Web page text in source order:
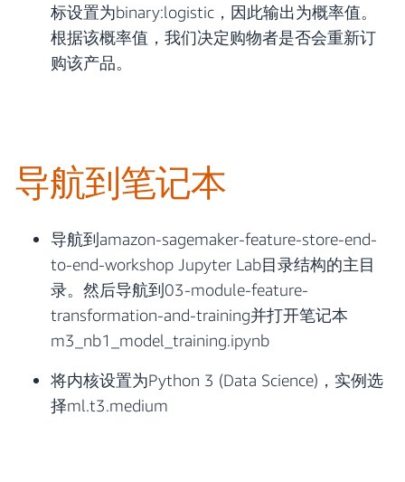
标设置为binary:logistic，因此输出为概率值。
根据该概率值，我们决定购物者是否会重新订
购该产品。
导航到笔记本
导航到amazon-sagemaker-feature-store-end-
to-end-workshop Jupyter Lab目录结构的主目
录。然后导航到03-module-feature-
transformation-and-training并打开笔记本
m3_nb1_model_training.ipynb
将内核设置为Python 3 (Data Science)，实例选
择ml.t3.medium